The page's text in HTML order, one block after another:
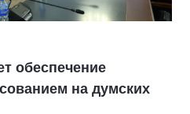
обеспечение
на думских